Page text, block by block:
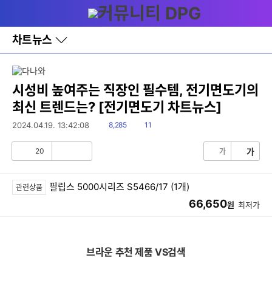
와
홈
차트뉴스
바
로
레
이
어
창
토
시성비 높여주는 직장인 필수템, 전기면도기의
최신 트렌드는? [전기면도기 차트뉴스]
2024.04.19. 13:42:08
읽
8,285
댓
11
공20 가 가
관련상품 필립스 5000시리즈 S5466/17 (1개)
66,650원 최저가
브라운 추천 제품 VS검색